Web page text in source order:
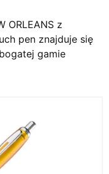
ORLEANS z
pen znajduje się
gamie